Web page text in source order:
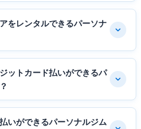
をレンタルできるパーソナ
ットカード払いができるパ
いができるパーソナルジム